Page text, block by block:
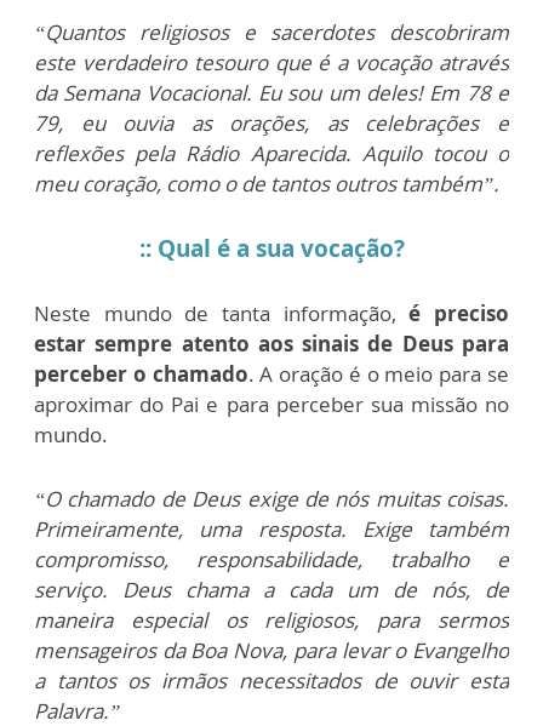
“Quantos religiosos e sacerdotes descobriram
este verdadeiro tesouro que é a vocação através
da Semana Vocacional. Eu sou um deles! Em 78 e
79, eu ouvia as orações, as celebrações e
reflexões pela Rádio Aparecida. Aquilo tocou o
meu coração, como o de tantos outros também”.
:: Qual é a sua vocação?
Neste mundo de tanta informação,é preciso
estar sempre atento aos sinais de Deus para
perceber o chamado. A oração é o meio para se
aproximar do Pai e para perceber sua missão no
mundo.
“O chamado de Deus exige de nós muitas coisas.
Primeiramente, uma resposta. Exige também
compromisso, responsabilidade, trabalho e
serviço. Deus chama a cada um de nós, de
maneira especial os religiosos, para sermos
mensageiros da Boa Nova, para levar o Evangelho
a tantos os irmãos necessitados de ouvir esta
Palavra.”